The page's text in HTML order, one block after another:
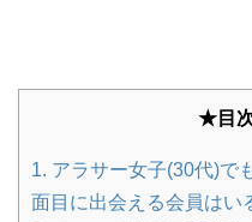
★目
1. アラサー女子(30代)で
面目に出会える会員はい